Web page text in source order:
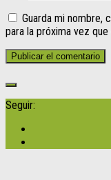
Guarda mi nombre,
para la próxima vez
Seguir: